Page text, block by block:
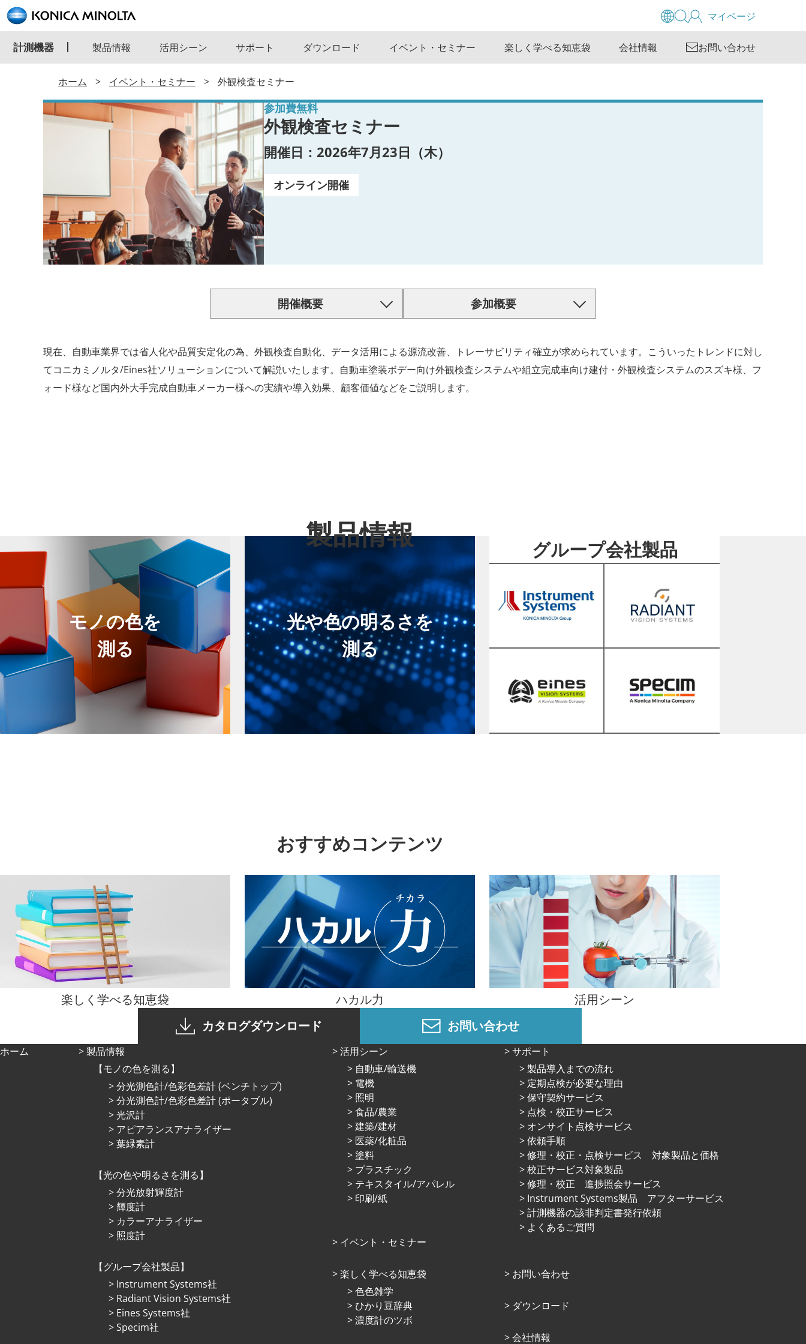
マイページ
計測機器 製品情報 活用シーン サポート ダウンロード イベント・セミナー 楽しく学べる知恵袋 会社情報 お問い合わせ
ホーム イベント・セミナー 外観検査セミナー
参加費無料
外観検査セミナー
開催日：2026年7月23日（木）
オンライン開催
開催概要 参加概要
現在、自動車業界では省人化や品質安定化の為、外観検査自動化、データ活用による源流改善、トレーサビリティ確立が求められています。こういったトレンドに対し
てコニカミノルタ/Eines社ソリューションについて解説いたします。自動車塗装ボデー向け外観検査システムや組立完成車向け建付・外観検査システムのスズキ様、フ
ォード様など国内外大手完成自動車メーカー様への実績や導入効果、顧客価値などをご説明します。
製品情報
モノの色を
測る
光や色の明るさを
測る
グループ会社製品
おすすめコンテンツ
楽しく学べる知恵袋 ハカル力
活用シーン
カタログダウンロード
お問い合わせ
ホーム
製品情報
モノの色を測る
分光測色計/色彩色差計 (ベンチトップ)
分光測色計/色彩色差計 (ポータブル)
光沢計
アピアランスアナライザー
葉緑素計
光の⾊や明るさを測る
分光放射輝度計
輝度計
カラーアナライザー
照度計
グループ会社製品
Instrument Systems社
Radiant Vision Systems社
Eines Systems社
Specim社
活⽤シーン
⾃動⾞/輸送機
電機
照明
⾷品/農業
建築/建材
医薬/化粧品
塗料
プラスチック
テキスタイル/アパレル
印刷/紙
イベント・セミナー
楽しく学べる知恵袋
⾊⾊雑学
ひかり⾖辞典
濃度計のツボ
サポート
製品導入までの流れ
定期点検が必要な理由
保守契約サービス
点検・校正サービス
オンサイト点検サービス
依頼手順
修理・校正・点検サービス 対象製品と価格
校正サービス対象製品
修理・校正 進捗照会サービス
Instrument Systems製品 アフターサービス
計測機器の該非判定書発行依頼
よくあるご質問
お問い合わせ
ダウンロード
会社情報